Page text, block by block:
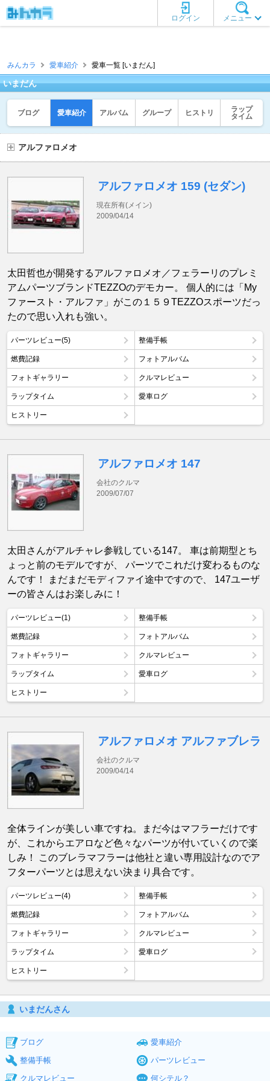
メニュー
ログイン
みんカラ 愛車紹介 愛車一覧 [いまだん]
いまだん
ブログ 愛車紹介 アルバム グループ ヒストリ
ラップ
タイム
アルファロメオ
アルファロメオ 159 (セダン)
現在所有(メイン)
2009/04/14
太田哲也が開発するアルファロメオ／フェラーリのプレミ
アムパーツブランドTEZZOのデモカー。 個人的には「My
ファースト・アルファ」がこの１５９TEZZOスポーツだっ
たので思い入れも強い。
パーツレビュー(5) 整備手帳
燃費記録 フォトアルバム
フォトギャラリー クルマレビュー
ラップタイム 愛車ログ
ヒストリー
アルファロメオ 147
会社のクルマ
2009/07/07
太田さんがアルチャレ参戦している147。 車は前期型とち
ょっと前のモデルですが、 パーツでこれだけ変わるものな
んです！ まだまだモディファイ途中ですので、 147ユーザ
ーの皆さんはお楽しみに！
パーツレビュー(1) 整備手帳
燃費記録 フォトアルバム
フォトギャラリー クルマレビュー
ラップタイム 愛車ログ
ヒストリー
アルファロメオ アルファブレラ
会社のクルマ
2009/04/14
全体ラインが美しい車ですね。まだ今はマフラーだけです
が、これからエアロなど色々なパーツが付いていくので楽
しみ！ このブレラマフラーは他社と違い専用設計なのでア
フターパーツとは思えない決まり具合です。
パーツレビュー(4) 整備手帳
燃費記録 フォトアルバム
フォトギャラリー クルマレビュー
ラップタイム 愛車ログ
ヒストリー
いまだんさん
ブログ
愛車紹介
整備手帳
パーツレビュー
クルマレビュー
何シテル？